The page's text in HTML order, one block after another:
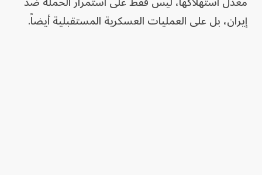
إيران، بل على العمليات العسكرية المستقبلية أيضاً.